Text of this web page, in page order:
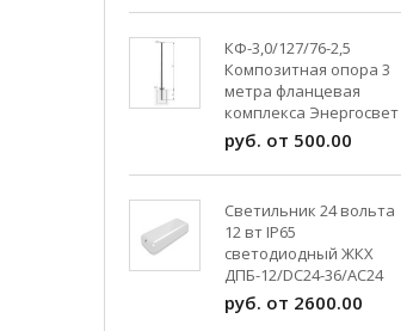
КФ-3,0/127/76-2,5
Композитная опора 3
метра фланцевая
комплекса Энергосвет
руб. от 500.00
Светильник 24 вольта
12 вт IP65
светодиодный ЖКХ
ДПБ-12/DC24-36/АС24
руб. от 2600.00